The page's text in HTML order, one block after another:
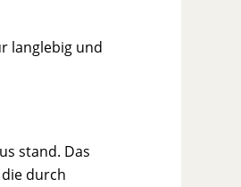
langlebig und
stand. Das
durch